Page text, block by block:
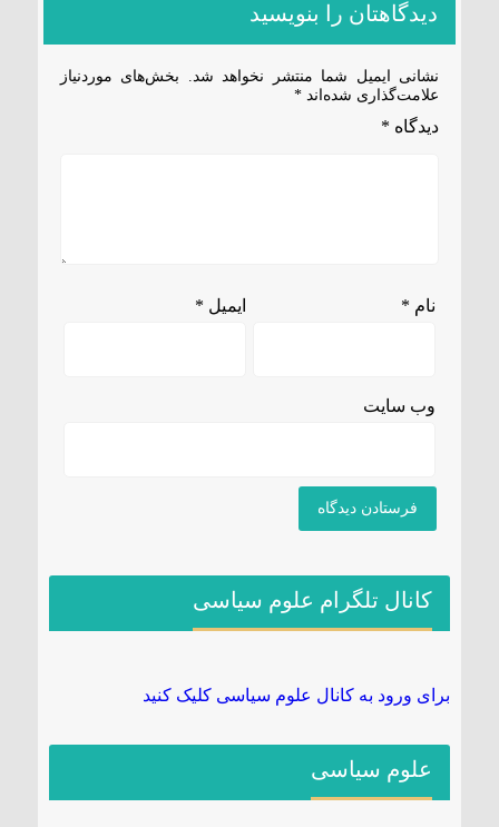
دیدگاهتان را بنویسید
نشانی ایمیل شما منتشر نخواهد شد.
بخش‌های موردنیاز
علامت‌گذاری شده‌اند *
دیدگاه *
نام * ایمیل *
وب‌ سایت
کانال تلگرام علوم سیاسی
برای ورود به کانال علوم سیاسی کلیک کنید
علوم سیاسی